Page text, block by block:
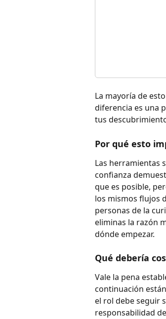
La mayoría de
diferencia es una
tus
Por qué esto
Las herramientas
confianza
que es posible,
los mismos flujos
personas de la
eliminas la razón
dónde empezar.
Qué debería
Vale la pena
continuación
el rol debe seguir
responsabilidad